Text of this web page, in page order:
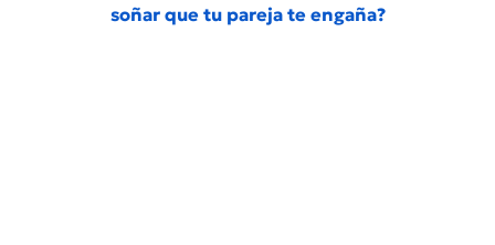
soñar que tu pareja te engaña?